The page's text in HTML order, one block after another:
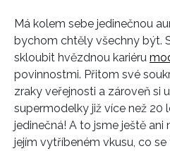
Má kolem sebe jedinečnou
bychom chtěly všechny být.
skloubit hvězdnou kariéru
povinnostmi. Přitom své
zraky veřejnosti a zároveň si
supermodelky již více než 20
jedinečná! A to jsme ještě ani
jejím vytříbeném vkusu, co